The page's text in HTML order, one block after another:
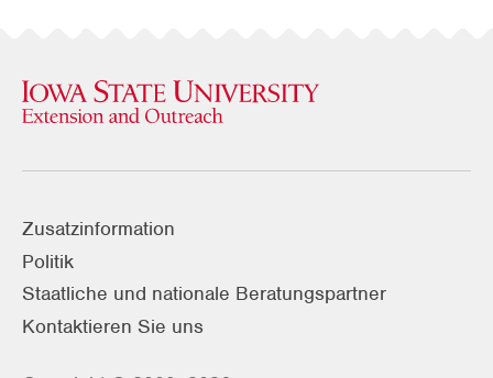
Zusatzinformation
Politik
Staatliche und nationale Beratungspartner
Kontaktieren Sie uns